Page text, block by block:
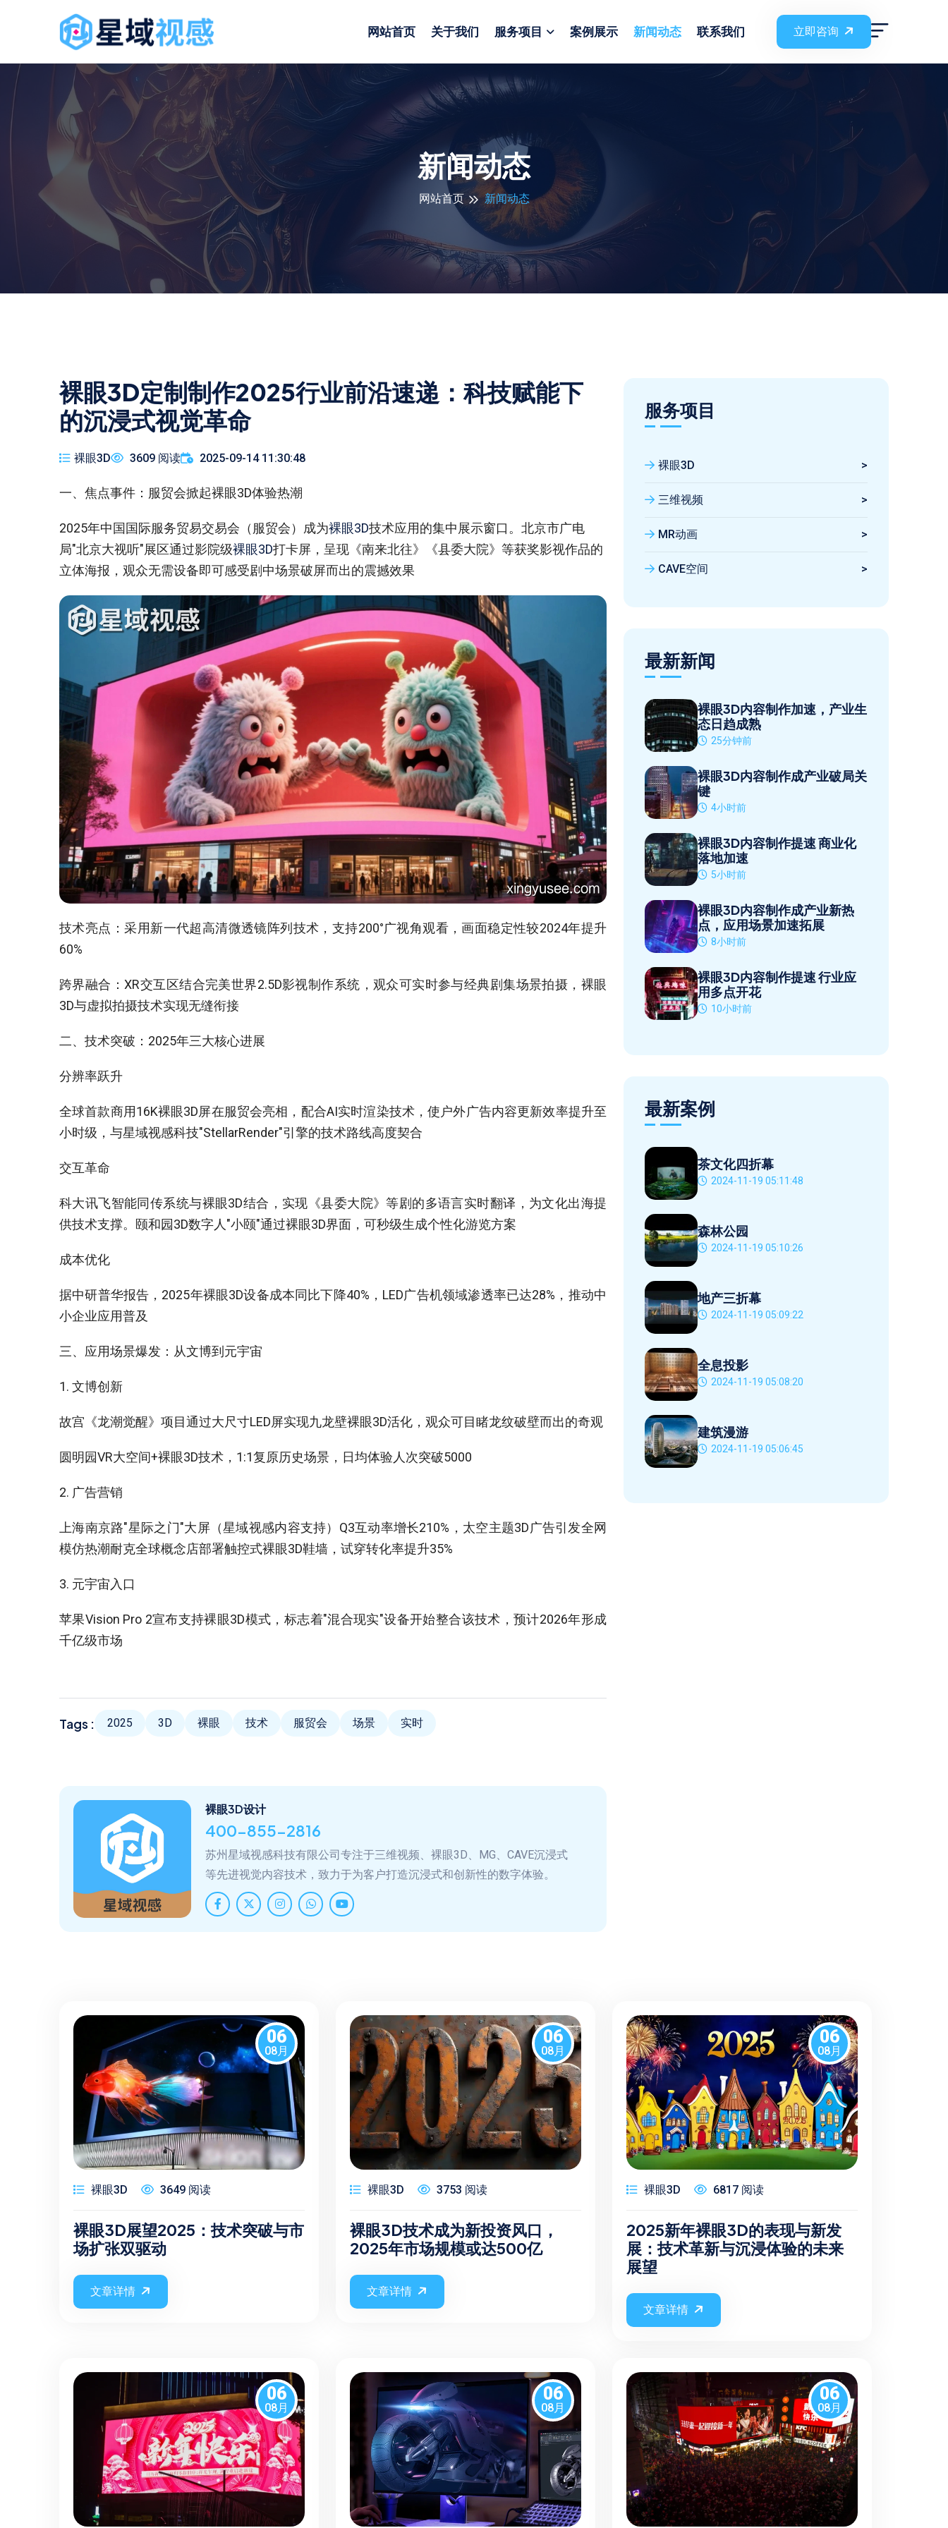
网站首页 关于我们 服务项目 案例展示 新闻动态 联系我们 立即咨询
新闻动态
网站首页 新闻动态
裸眼3D定制制作2025行业前沿速递：科技赋能下
的沉浸式视觉革命
裸眼3D 3609 阅读 2025-09-14 11:30:48
一、焦点事件：服贸会掀起裸眼3D体验热潮‌
2025年中国国际服务贸易交易会（服贸会）成为裸眼3D技术应用的集中展示窗口。北京市广电
局"北京大视听"展区通过‌影院级裸眼3D打卡屏‌，呈现《南来北往》《县委大院》等获奖影视作品的
立体海报，观众无需设备即可感受剧中场景破屏而出的震撼效果
技术亮点‌：采用新一代超高清微透镜阵列技术，支持200°广视角观看，画面稳定性较2024年提升
60%‌
跨界融合‌：XR交互区结合完美世界2.5D影视制作系统，观众可实时参与经典剧集场景拍摄，裸眼
3D与虚拟拍摄技术实现无缝衔接
二、技术突破：2025年三大核心进展‌
分辨率跃升‌
全球首款商用16K裸眼3D屏在服贸会亮相，配合AI实时渲染技术，使户外广告内容更新效率提升至
小时级，与星域视感科技"StellarRender"引擎的技术路线高度契合
交互革命‌
科大讯飞智能同传系统与裸眼3D结合，实现《县委大院》等剧的多语言实时翻译，为文化出海提
供技术支撑‌。颐和园3D数字人"小颐"通过裸眼3D界面，可秒级生成个性化游览方案‌
成本优化‌
据中研普华报告，2025年裸眼3D设备成本同比下降40%，LED广告机领域渗透率已达28%，推动中
小企业应用普及‌
三、应用场景爆发：从文博到元宇宙‌
1. 文博创新‌
故宫《龙潮觉醒》项目通过大尺寸LED屏实现九龙壁裸眼3D活化，观众可目睹龙纹破壁而出的奇观‌
圆明园VR大空间+裸眼3D技术，1:1复原历史场景，日均体验人次突破5000‌
2. 广告营销‌
上海南京路"星际之门"大屏（星域视感内容支持）Q3互动率增长210%，太空主题3D广告引发全网
模仿热潮耐克全球概念店部署触控式裸眼3D鞋墙，试穿转化率提升35%‌
3. 元宇宙入口‌
苹果Vision Pro 2宣布支持裸眼3D模式，标志着"混合现实"设备开始整合该技术，预计2026年形成
千亿级市场‌
Tags : 2025 3D 裸眼 技术 服贸会 场景 实时
裸眼3D设计
400-855-2816
苏州星域视感科技有限公司专注于三维视频、裸眼3D、MG、CAVE沉浸式
等先进视觉内容技术，致力于为客户打造沉浸式和创新性的数字体验。
服务项目
裸眼3D >
三维视频 >
MR动画 >
CAVE空间 >
最新新闻
裸眼3D内容制作加速，产业生
态日趋成熟
25分钟前
裸眼3D内容制作成产业破局关
键
4小时前
裸眼3D内容制作提速 商业化
落地加速
5小时前
裸眼3D内容制作成产业新热
点，应用场景加速拓展
8小时前
裸眼3D内容制作提速 行业应
用多点开花
10小时前
最新案例
茶文化四折幕
2024-11-19 05:11:48
森林公园
2024-11-19 05:10:26
地产三折幕
2024-11-19 05:09:22
全息投影
2024-11-19 05:08:20
建筑漫游
2024-11-19 05:06:45
06
08月
裸眼3D 3649 阅读
裸眼3D展望2025：技术突破与市
场扩张双驱动
文章详情
06
08月
裸眼3D 3753 阅读
裸眼3D技术成为新投资风口，
2025年市场规模或达500亿
文章详情
06
08月
裸眼3D 6817 阅读
2025新年裸眼3D的表现与新发
展：技术革新与沉浸体验的未来
展望
文章详情
06
08月
06
08月
06
08月